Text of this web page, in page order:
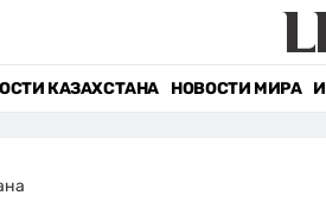
КАЗАХСТАНА НОВОСТИ МИРА